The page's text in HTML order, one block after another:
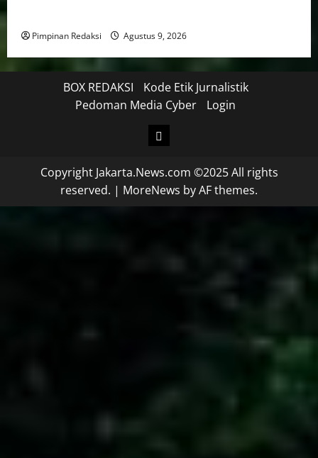
Pimpinan Redaksi Agustus 9, 2026
BOX REDAKSI
Kode Etik Jurnalistik
Pedoman Media Cyber
Login
Copyright Jakarta.News.com ©2025 All rights
reserved. | MoreNews by AF themes.